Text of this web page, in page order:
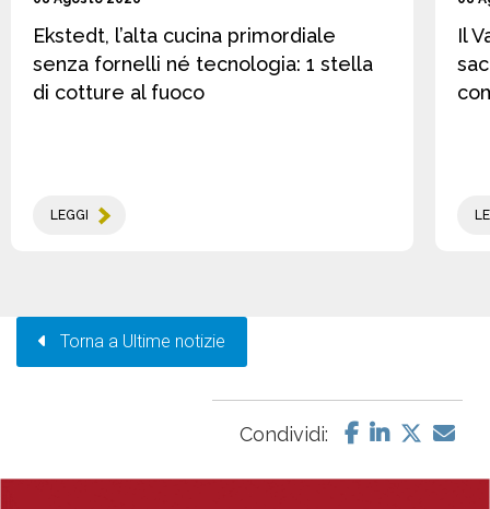
Ekstedt, l’alta cucina primordiale
senza fornelli né tecnologia: 1 stella
di cotture al fuoco
LEGGI
Il
Torna a Ultime notizie
Condividi: